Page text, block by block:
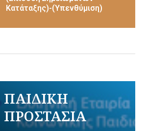
Κατάταξης)-(Υπενθύμιση)
ΠΑΙΔΙΚΗ
ΠΡΟΣΤΑΣΙΑ